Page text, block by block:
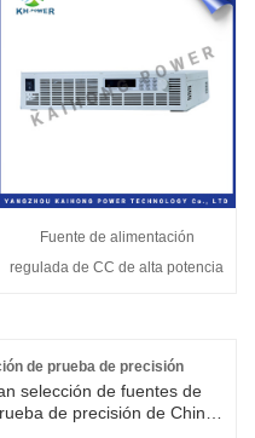
Fuente de alimentación
regulada de CC de alta potencia
de prueba de precisión
selección de fuentes de
de precisión de China